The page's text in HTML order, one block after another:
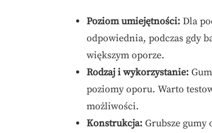
Poziom umiejętności: Dla
odpowiednia, podczas gdy
większym oporze.
Rodzaj i wykorzystanie:
poziomy oporu. Warto
możliwości.
Konstrukcja: Grubsze gumy